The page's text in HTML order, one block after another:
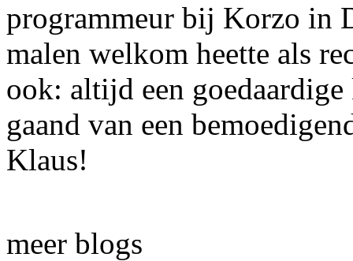
programmeur bij Korzo in
malen welkom heette als
ook: altijd een
gaand van een
Klaus!
meer blogs